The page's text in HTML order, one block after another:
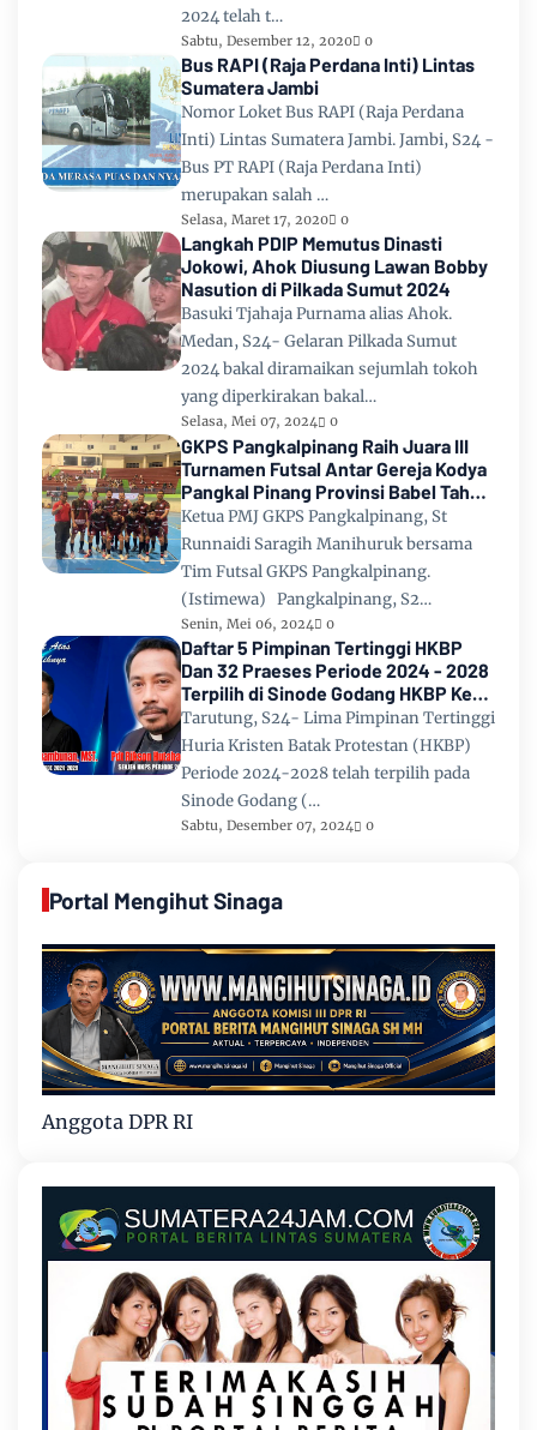
2024 telah t…
Sabtu, Desember 12, 2020 0
Bus RAPI (Raja Perdana Inti) Lintas
Sumatera Jambi
Nomor Loket Bus RAPI (Raja Perdana
Inti) Lintas Sumatera Jambi. Jambi, S24 -
Bus PT RAPI (Raja Perdana Inti)
merupakan salah …
Selasa, Maret 17, 2020 0
Langkah PDIP Memutus Dinasti
Jokowi, Ahok Diusung Lawan Bobby
Nasution di Pilkada Sumut 2024
Basuki Tjahaja Purnama alias Ahok.
Medan, S24- Gelaran Pilkada Sumut
2024 bakal diramaikan sejumlah tokoh
yang diperkirakan bakal…
Selasa, Mei 07, 2024 0
GKPS Pangkalpinang Raih Juara III
Turnamen Futsal Antar Gereja Kodya
Pangkal Pinang Provinsi Babel Tahun
2024
Ketua PMJ GKPS Pangkalpinang, St
Runnaidi Saragih Manihuruk bersama
Tim Futsal GKPS Pangkalpinang.
(Istimewa) Pangkalpinang, S2…
Senin, Mei 06, 2024 0
Daftar 5 Pimpinan Tertinggi HKBP
Dan 32 Praeses Periode 2024 - 2028
Terpilih di Sinode Godang HKBP Ke
67 Tahun 2024
Tarutung, S24- Lima Pimpinan Tertinggi
Huria Kristen Batak Protestan (HKBP)
Periode 2024-2028 telah terpilih pada
Sinode Godang (…
Sabtu, Desember 07, 2024 0
Portal Mengihut Sinaga
Anggota DPR RI